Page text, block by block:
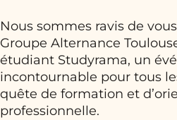
Nous sommes ravis de
Groupe Alternance
étudiant Studyrama, un
incontournable pour tous
quête de formation et
professionnelle.